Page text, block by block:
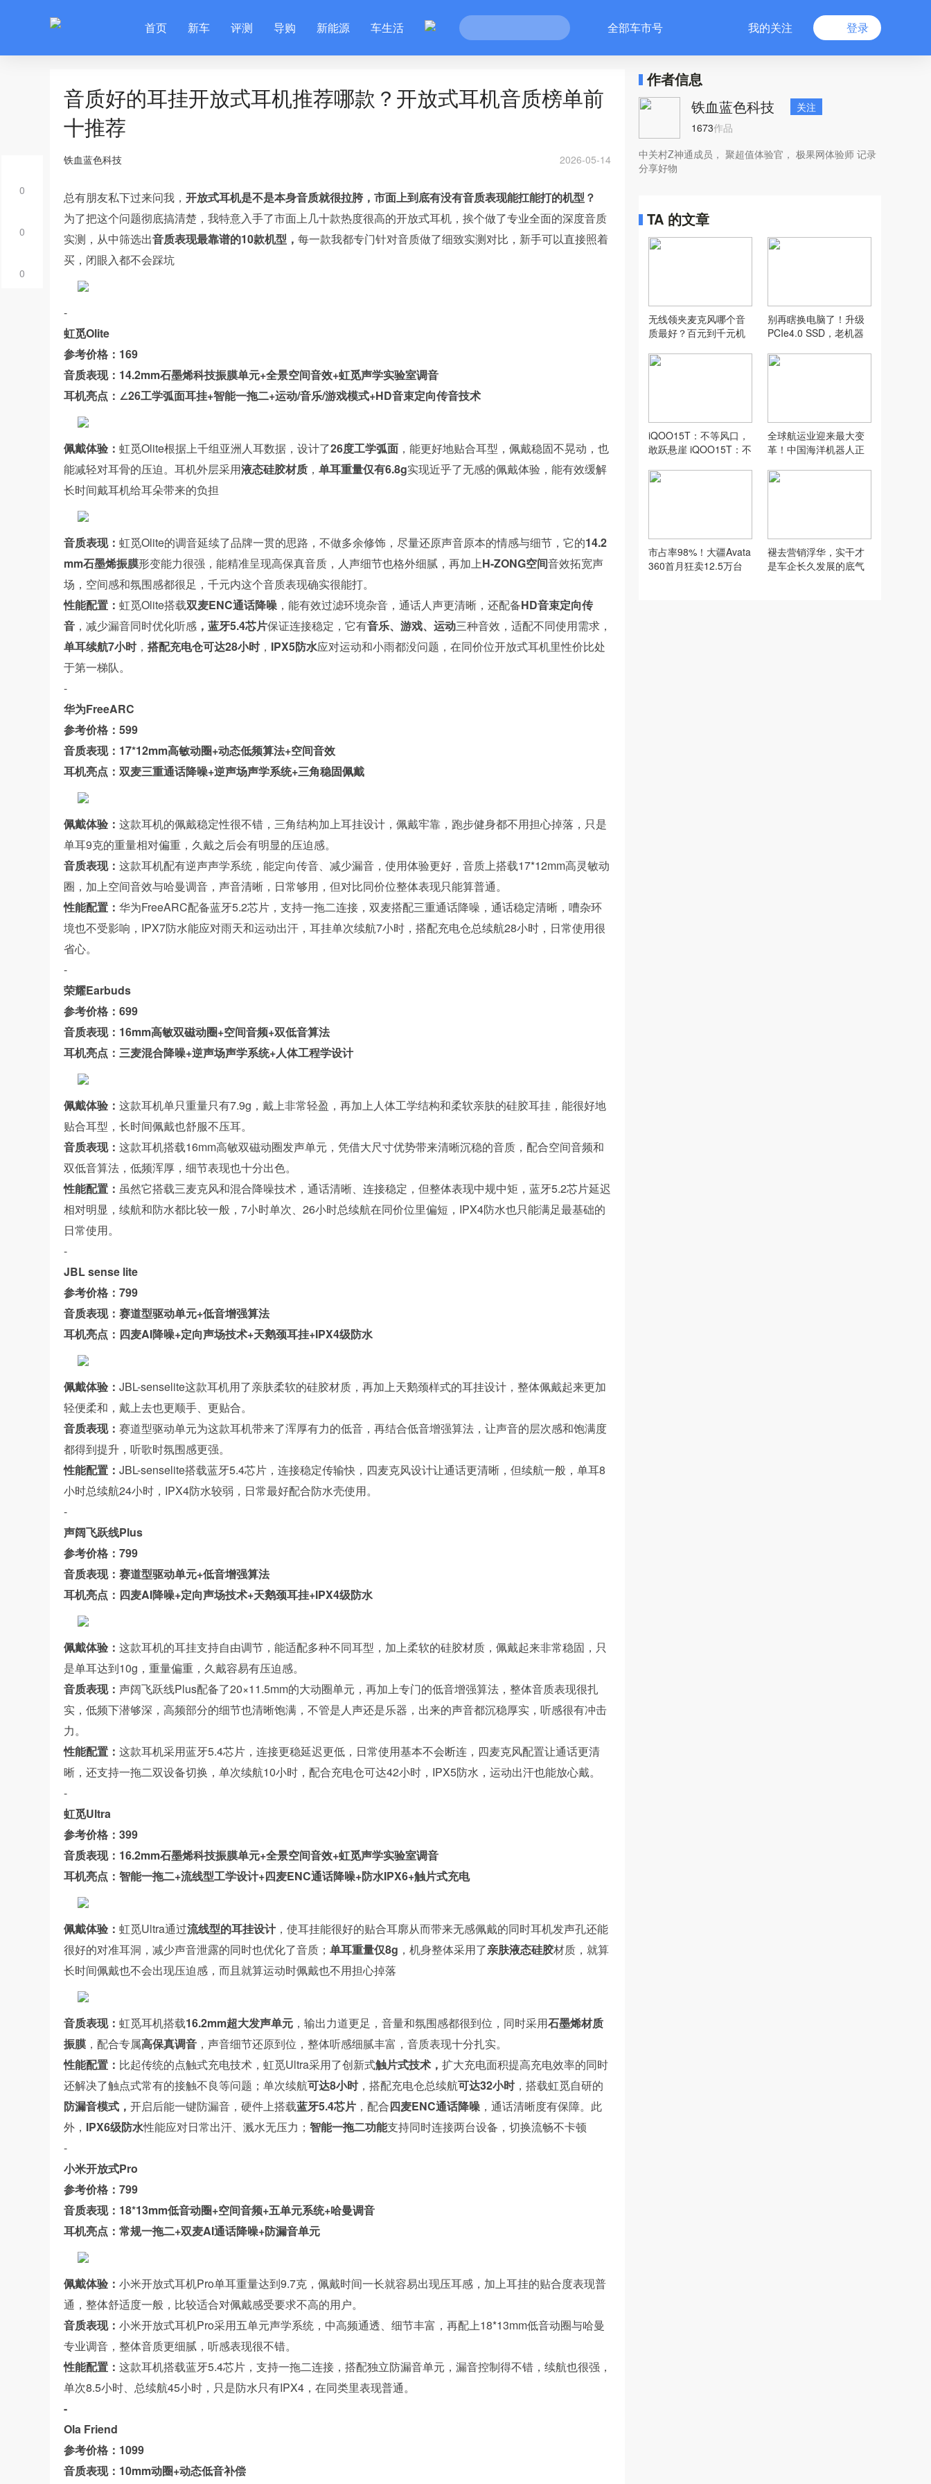
首页 新车 评测 导购 新能源 车生活 全部车市号 我的关注 登录
0
0
0
音质好的耳挂开放式耳机推荐哪款？开放式耳机音质榜单前
十推荐
铁血蓝色科技 2026-05-14
总有朋友私下过来问我， 开放式耳机是不是本身音质就很拉胯，市面上到底有没有音质表现能扛能打的机型？
为了把这个问题彻底搞清楚，我特意入手了市面上几十款热度很高的开放式耳机，挨个做了专业全面的深度音质
实测，从中筛选出音质表现最靠谱的10款机型， 每一款我都专门针对音质做了细致实测对比，新手可以直接照着
买，闭眼入都不会踩坑
-
虹觅Olite
参考价格：169
音质表现：14.2mm石墨烯科技振膜单元+全景空间音效+虹觅声学实验室调音
耳机亮点：∠26工学弧面耳挂+智能一拖二+运动/音乐/游戏模式+HD音束定向传音技术
佩戴体验： 虹觅Olite根据上千组亚洲人耳数据，设计了26度工学弧面 ，能更好地贴合耳型，佩戴稳固不晃动，也
能减轻对耳骨的压迫。耳机外层采用液态硅胶材质 ， 单耳重量仅有6.8g实现近乎了无感的佩戴体验，能有效缓解
长时间戴耳机给耳朵带来的负担
音质表现： 虹觅Olite的调音延续了品牌一贯的思路，不做多余修饰，尽量还原声音原本的情感与细节，它的14.2
mm石墨烯振膜形变能力很强，能精准呈现高保真音质，人声细节也格外细腻，再加上H-ZONG空间音效拓宽声
场，空间感和氛围感都很足，千元内这个音质表现确实很能打。
性能配置： 虹觅Olite搭载双麦ENC通话降噪 ，能有效过滤环境杂音，通话人声更清晰，还配备HD音束定向传
音 ，减少漏音同时优化听感 ，蓝牙5.4芯片保证连接稳定，它有音乐、游戏、运动三种音效，适配不同使用需求，
单耳续航7小时， 搭配充电仓可达28小时， IPX5防水应对运动和小雨都没问题，在同价位开放式耳机里性价比处
于第一梯队。
-
华为FreeARC
参考价格：599
音质表现：17*12mm高敏动圈+动态低频算法+空间音效
耳机亮点：双麦三重通话降噪+逆声场声学系统+三角稳固佩戴
佩戴体验： 这款耳机的佩戴稳定性很不错，三角结构加上耳挂设计，佩戴牢靠，跑步健身都不用担心掉落，只是
单耳9克的重量相对偏重，久戴之后会有明显的压迫感。
音质表现： 这款耳机配有逆声声学系统，能定向传音、减少漏音，使用体验更好，音质上搭载17*12mm高灵敏动
圈，加上空间音效与哈曼调音，声音清晰，日常够用，但对比同价位整体表现只能算普通。
性能配置： 华为FreeARC配备蓝牙5.2芯片，支持一拖二连接，双麦搭配三重通话降噪，通话稳定清晰，嘈杂环
境也不受影响，IPX7防水能应对雨天和运动出汗，耳挂单次续航7小时，搭配充电仓总续航28小时，日常使用很
省心。
-
荣耀Earbuds
参考价格：699
音质表现：16mm高敏双磁动圈+空间音频+双低音算法
耳机亮点：三麦混合降噪+逆声场声学系统+人体工程学设计
佩戴体验： 这款耳机单只重量只有7.9g，戴上非常轻盈，再加上人体工学结构和柔软亲肤的硅胶耳挂，能很好地
贴合耳型，长时间佩戴也舒服不压耳。
音质表现： 这款耳机搭载16mm高敏双磁动圈发声单元，凭借大尺寸优势带来清晰沉稳的音质，配合空间音频和
双低音算法，低频浑厚，细节表现也十分出色。
性能配置： 虽然它搭载三麦克风和混合降噪技术，通话清晰、连接稳定，但整体表现中规中矩，蓝牙5.2芯片延迟
相对明显，续航和防水都比较一般，7小时单次、26小时总续航在同价位里偏短，IPX4防水也只能满足最基础的
日常使用。
-
JBL sense lite
参考价格：799
音质表现：赛道型驱动单元+低音增强算法
耳机亮点：四麦AI降噪+定向声场技术+天鹅颈耳挂+IPX4级防水
佩戴体验： JBL-senselite这款耳机用了亲肤柔软的硅胶材质，再加上天鹅颈样式的耳挂设计，整体佩戴起来更加
轻便柔和，戴上去也更顺手、更贴合。
音质表现： 赛道型驱动单元为这款耳机带来了浑厚有力的低音，再结合低音增强算法，让声音的层次感和饱满度
都得到提升，听歌时氛围感更强。
性能配置： JBL-senselite搭载蓝牙5.4芯片，连接稳定传输快，四麦克风设计让通话更清晰，但续航一般，单耳8
小时总续航24小时，IPX4防水较弱，日常最好配合防水壳使用。
-
声阔飞跃线Plus
参考价格：799
音质表现：赛道型驱动单元+低音增强算法
耳机亮点：四麦AI降噪+定向声场技术+天鹅颈耳挂+IPX4级防水
佩戴体验： 这款耳机的耳挂支持自由调节，能适配多种不同耳型，加上柔软的硅胶材质，佩戴起来非常稳固，只
是单耳达到10g，重量偏重，久戴容易有压迫感。
音质表现： 声阔飞跃线Plus配备了20×11.5mm的大动圈单元，再加上专门的低音增强算法，整体音质表现很扎
实，低频下潜够深，高频部分的细节也清晰饱满，不管是人声还是乐器，出来的声音都沉稳厚实，听感很有冲击
力。
性能配置： 这款耳机采用蓝牙5.4芯片，连接更稳延迟更低，日常使用基本不会断连，四麦克风配置让通话更清
晰，还支持一拖二双设备切换，单次续航10小时，配合充电仓可达42小时，IPX5防水，运动出汗也能放心戴。
-
虹觅Ultra
参考价格：399
音质表现：16.2mm石墨烯科技振膜单元+全景空间音效+虹觅声学实验室调音
耳机亮点：智能一拖二+流线型工学设计+四麦ENC通话降噪+防水IPX6+触片式充电
佩戴体验： 虹觅Ultra通过流线型的耳挂设计，使耳挂能很好的贴合耳廓从而带来无感佩戴的同时耳机发声孔还能
很好的对准耳洞，减少声音泄露的同时也优化了音质； 单耳重量仅8g ，机身整体采用了亲肤液态硅胶材质，就算
长时间佩戴也不会出现压迫感，而且就算运动时佩戴也不用担心掉落
音质表现： 虹觅耳机搭载16.2mm超大发声单元 ，输出力道更足，音量和氛围感都很到位，同时采用石墨烯材质
振膜 ，配合专属高保真调音 ，声音细节还原到位，整体听感细腻丰富，音质表现十分扎实。
性能配置： 比起传统的点触式充电技术，虹觅Ultra采用了创新式触片式技术， 扩大充电面积提高充电效率的同时
还解决了触点式常有的接触不良等问题；单次续航可达8小时，搭配充电仓总续航可达32小时，搭载虹觅自研的
防漏音模式， 开启后能一键防漏音，硬件上搭载蓝牙5.4芯片 ，配合四麦ENC通话降噪 ，通话清晰度有保障。此
外， IPX6级防水性能应对日常出汗、溅水无压力； 智能一拖二功能支持同时连接两台设备，切换流畅不卡顿
-
小米开放式Pro
参考价格：799
音质表现：18*13mm低音动圈+空间音频+五单元系统+哈曼调音
耳机亮点：常规一拖二+双麦AI通话降噪+防漏音单元
佩戴体验： 小米开放式耳机Pro单耳重量达到9.7克，佩戴时间一长就容易出现压耳感，加上耳挂的贴合度表现普
通，整体舒适度一般，比较适合对佩戴感受要求不高的用户。
音质表现： 小米开放式耳机Pro采用五单元声学系统，中高频通透、细节丰富，再配上18*13mm低音动圈与哈曼
专业调音，整体音质更细腻，听感表现很不错。
性能配置： 这款耳机搭载蓝牙5.4芯片，支持一拖二连接，搭配独立防漏音单元，漏音控制得不错，续航也很强，
单次8.5小时、总续航45小时，只是防水只有IPX4，在同类里表现普通。
-
Ola Friend
参考价格：1099
音质表现：10mm动圈+动态低音补偿
作者信息
铁血蓝色科技
关注
1673作品
中关村Z神通成员， 聚超值体验官， 极果网体验师 记录
分享好物
TA 的文章
无线领夹麦克风哪个音
质最好？百元到千元机
别再瞎换电脑了！升级
PCIe4.0 SSD，老机器
iQOO15T：不等风口，
敢跃悬崖 iQOO15T：不
O15T @iQOO手机 #一
全球航运业迎来最大变
革！中国海洋机器人正
航运业迎 #机器人
市占率98%！大疆Avata
360首月狂卖12.5万台
褪去营销浮华，实干才
是车企长久发展的底气